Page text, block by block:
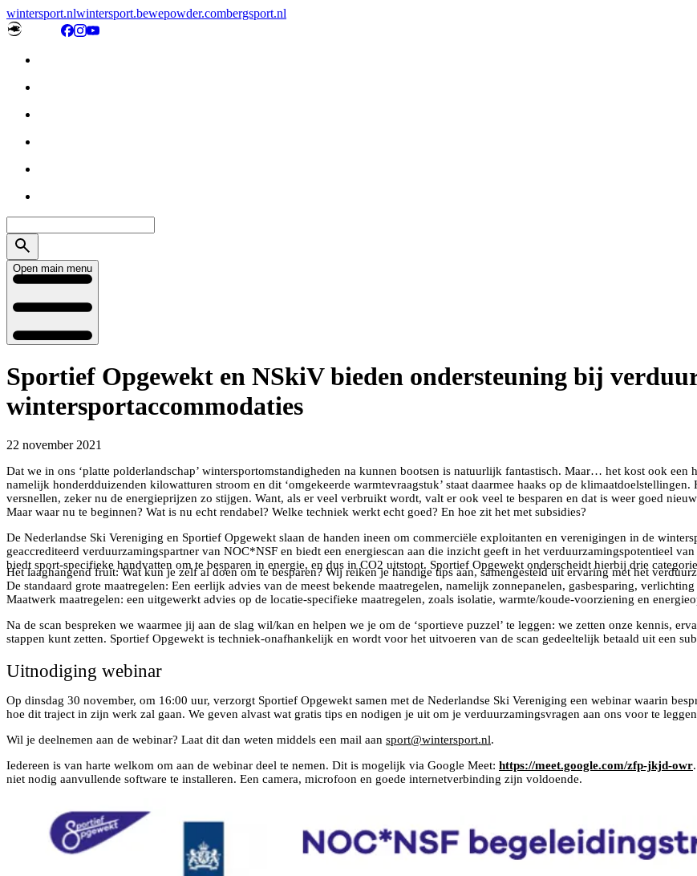
wintersport.nlwintersport.bewepowder.combergsport.nl
Open main menu
Sportief Opgewekt en NSkiV bieden ondersteuning bij
wintersportaccommodaties
22 november 2021
Dat we in ons ‘platte polderlandschap’ wintersportomstandigheden na kunnen bootsen is natuurlijk fantastisch. Maar… het kost ook
namelijk honderdduizenden kilowatturen stroom en dit ‘omgekeerde warmtevraagstuk’ staat daarmee haaks op de
versnellen, zeker nu de energieprijzen zo stijgen. Want, als er veel verbruikt wordt, valt er ook veel te besparen en dat is weer goed
Maar waar nu te beginnen? Wat is nu echt rendabel? Welke techniek werkt echt goed? En hoe zit het met subsidies?
De Nederlandse Ski Vereniging en Sportief Opgewekt slaan de handen ineen om commerciële exploitanten en verenigingen in de
geaccrediteerd verduurzamingspartner van NOC*NSF en biedt een energiescan aan die inzicht geeft in het verduurzamingspotentieel
biedt sport-specifieke handvatten om te besparen in energie, en dus in CO2 uitstoot. Sportief Opgewekt onderscheidt hierbij drie
Het laaghangend fruit: Wat kun je zelf al doen om te besparen? Wij reiken je handige tips aan, samengesteld uit ervaring met het
De standaard grote maatregelen: Een eerlijk advies van de meest bekende maatregelen, namelijk zonnepanelen, gasbesparing,
Maatwerk maatregelen: een uitgewerkt advies op de locatie-specifieke maatregelen, zoals isolatie, warmte/koude-voorziening en
Na de scan bespreken we waarmee jij aan de slag wil/kan en helpen we je om de ‘sportieve puzzel’ te leggen: we zetten onze kennis,
stappen kunt zetten. Sportief Opgewekt is techniek-onafhankelijk en wordt voor het uitvoeren van de scan gedeeltelijk betaald uit een
Uitnodiging webinar
Op dinsdag 30 november, om 16:00 uur, verzorgt Sportief Opgewekt samen met de Nederlandse Ski Vereniging een webinar waarin
hoe dit traject in zijn werk zal gaan. We geven alvast wat gratis tips en nodigen je uit om je verduurzamingsvragen aan ons voor te
Wil je deelnemen aan de webinar? Laat dit dan weten middels een mail aan sport@wintersport.nl.
Iedereen is van harte welkom om aan de webinar deel te nemen. Dit is mogelijk via Google Meet: https://meet.google.com/zfp-jkjd-owr
niet nodig aanvullende software te installeren. Een camera, microfoon en goede internetverbinding zijn voldoende.